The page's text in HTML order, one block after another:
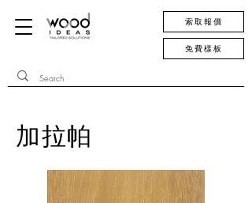
索取報價
免費樣板
加拉帕